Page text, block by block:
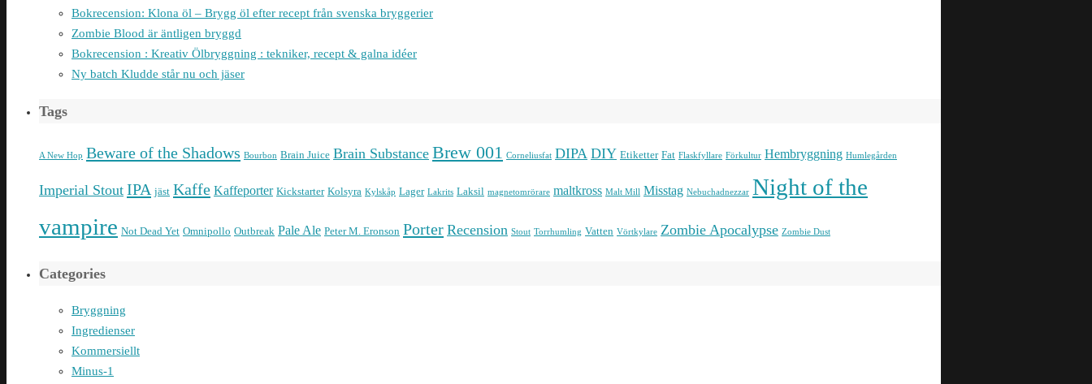
Bokrecension: Klona öl – Brygg öl efter recept från svenska bryggerier
Zombie Blood är äntligen bryggd
Bokrecension : Kreativ Ölbryggning : tekniker, recept & galna idéer
Ny batch Kludde står nu och jäser
Tags
A New Hop Beware of the Shadows Bourbon Brain Juice Brain Substance Brew 001 Corneliusfat DIPA DIY Etiketter Fat Flaskfyllare Förkultur Hembryggning Humlegården
Imperial Stout IPA jäst Kaffe Kaffeporter Kickstarter Kolsyra Kylskåp Lager Lakrits Laksil magnetomrörare maltkross Malt Mill Misstag Nebuchadnezzar Night of the
vampire Not Dead Yet Omnipollo Outbreak Pale Ale Peter M. Eronson Porter Recension Stout Torrhumling Vatten Vörtkylare Zombie Apocalypse Zombie Dust
Categories
Bryggning
Ingredienser
Kommersiellt
Minus-1